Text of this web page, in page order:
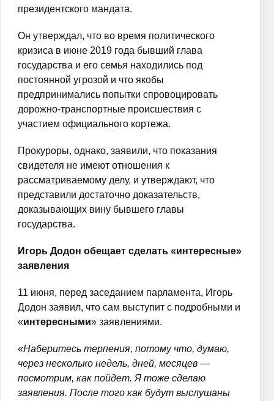
президентского мандата.
Он утверждал, что во время политического
кризиса в июне 2019 года бывший глава
государства и его семья находились под
постоянной угрозой и что якобы
предпринимались попытки спровоцировать
дорожно-транспортные происшествия с
участием официального кортежа.
Прокуроры, однако, заявили, что показания
свидетеля не имеют отношения к
рассматриваемому делу, и утверждают, что
представили достаточно доказательств,
доказывающих вину бывшего главы
государства.
Игорь Додон обещает сделать «интересные»
заявления
11 июня, перед заседанием парламента, Игорь
Додон заявил, что сам выступит с подробными и
«интересными» заявлениями.
«Наберитесь терпения, потому что, думаю,
через несколько недель, дней, месяцев —
посмотрим, как пойдет. Я тоже сделаю
заявления. После того как будут выслушаны